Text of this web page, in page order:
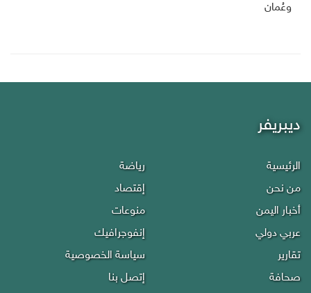
وعُمان
ديبريفر
الرئيسية
من نحن
أخبار اليمن
عربي دولي
تقارير
صحافة
رياضة
إقتصاد
منوعات
إنفوجرافيك
سياسة الخصوصية
إتصل بنا